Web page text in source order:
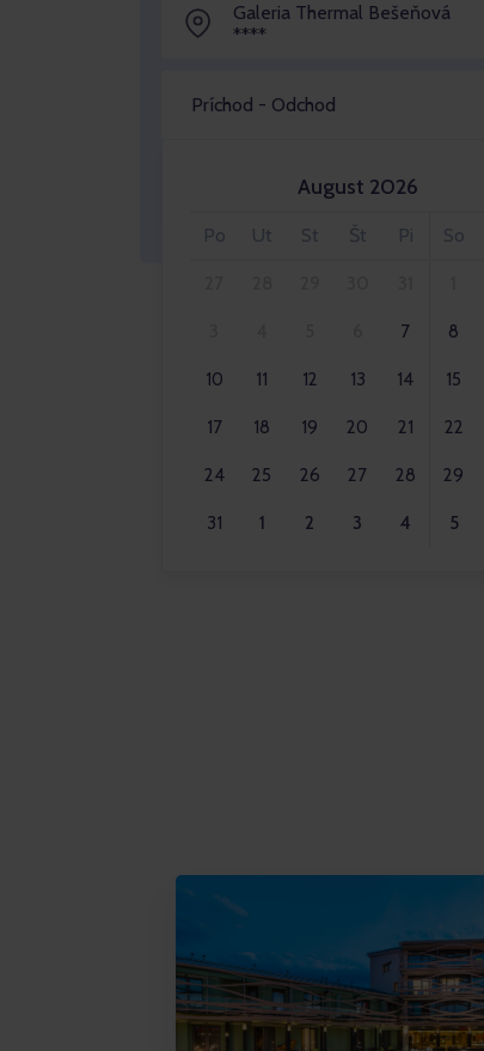
Galeria Thermal Bešeňová
****
Príchod - Odchod
August 2026
Po Ut St Št Pi So
7 8
10 11 12 13 14 15
17 18 19 20 21 22
24 25 26 27 28 29
31 1 2 3 4 5